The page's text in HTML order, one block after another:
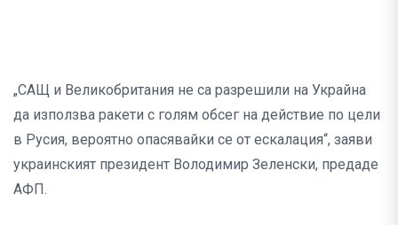
„САЩ и Великобритания не са разрешили на Украйна
да използва ракети с голям обсег на действие по цели
в Русия, вероятно опасявайки се от ескалация“, заяви
украинският президент Володимир Зеленски, предаде
АФП.